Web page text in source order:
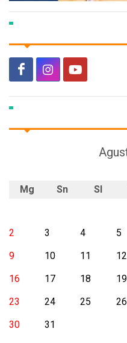
Mg Sn Sl
2
3 4 5
9
10 11 12
16
17 18 19
23
24 25 26
30
31